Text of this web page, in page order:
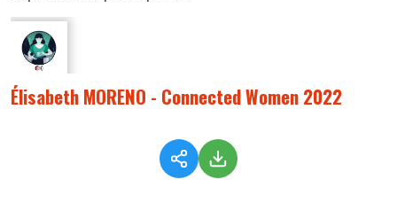
Élisabeth MORENO - Connected Women 2022